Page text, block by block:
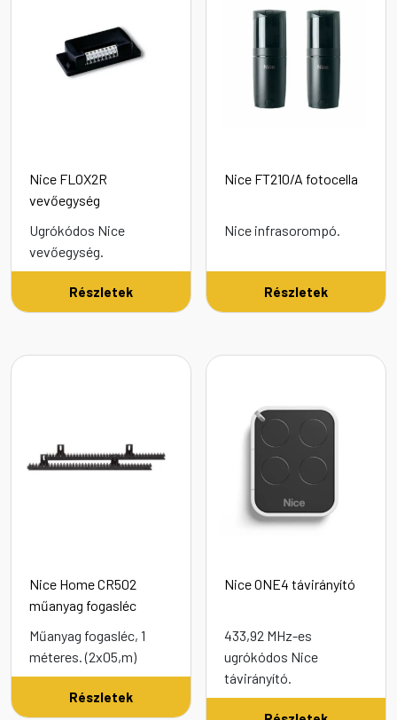
Nice FLOX2R
vevőegység
Ugrókódos Nice
vevőegység.
Részletek
Nice FT210/A fotocella
Nice infrasorompó.
Részletek
Nice Home CR502
műanyag fogasléc
Műanyag fogasléc, 1
méteres. (2x05,m)
Részletek
Nice ONE4 távirányító
433,92 MHz-es
ugrókódos Nice
távirányító.